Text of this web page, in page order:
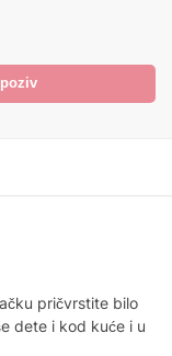
pričvrstite bilo
dete i kod kuće i u